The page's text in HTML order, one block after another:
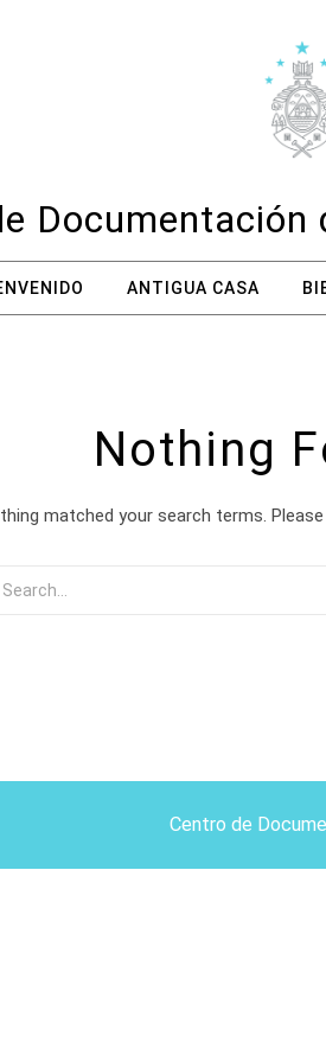
ANTIGUA CASA
Nothing
matched your search terms.
Centro de